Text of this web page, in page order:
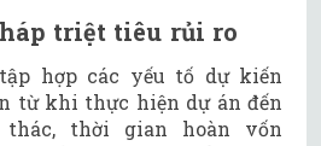
triệt tiêu rủi ro
hợp các yếu tố dự kiến
từ khi thực hiện dự án đến
thời gian hoàn vốn